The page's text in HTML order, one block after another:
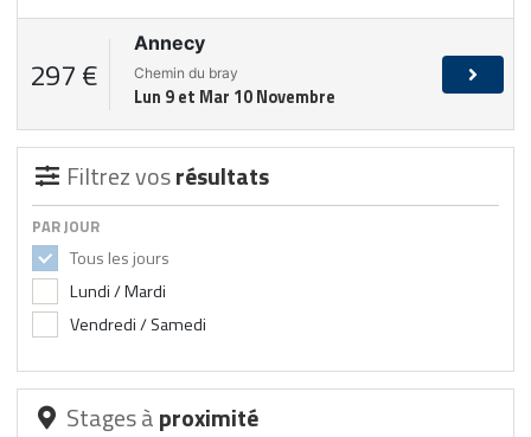
297 €
Annecy
Chemin du bray
Lun 9 et Mar 10 Novembre
Filtrez vosrésultats
PAR JOUR
Tous les jours
Lundi / Mardi
Vendredi / Samedi
Stages àproximité